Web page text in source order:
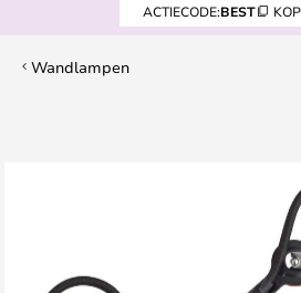
ACTIECODE:BEST
Wandlampen
afbeeldingen-